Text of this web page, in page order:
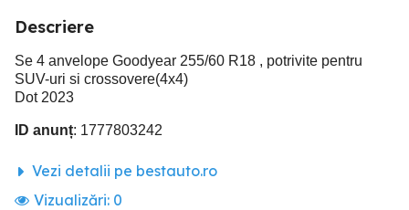
Descriere
Se 4 anvelope Goodyear 255/60 R18 , potrivite pentru
SUV-uri si crossovere(4x4)
Dot 2023
ID anunț: 1777803242
Vezi detalii pe bestauto.ro
Vizualizări: 0